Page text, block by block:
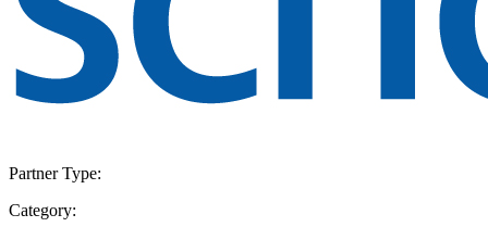
Partner Type:
Category: